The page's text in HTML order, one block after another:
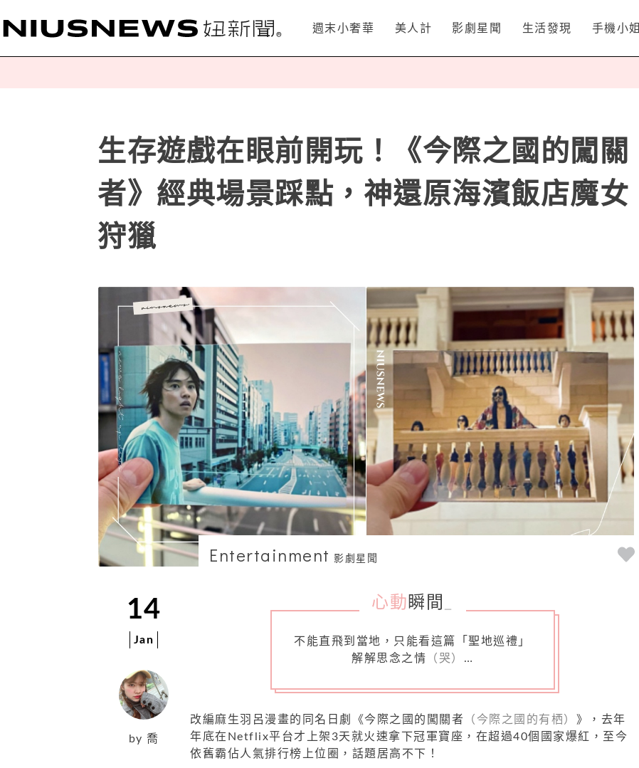
週末小奢華 美人計 影劇星聞 生活發現 手機小姐
生存遊戲在眼前開玩！《今際之國的闖關
者》經典場景踩點，神還原海濱飯店魔女
狩獵
Entertainment 影劇星聞
14
Jan
by 喬
心動 瞬間
不能直飛到當地，只能看這篇「聖地巡禮」
解解思念之情 （哭） …
改編麻生羽呂漫畫的同名日劇《今際之國的闖關者 （今際之國的有栖） 》，去年
年底在Netflix平台才上架3天就火速拿下冠軍寶座，在超過40個國家爆紅，至今
依舊霸佔人氣排行榜上位圈，話題居高不下！